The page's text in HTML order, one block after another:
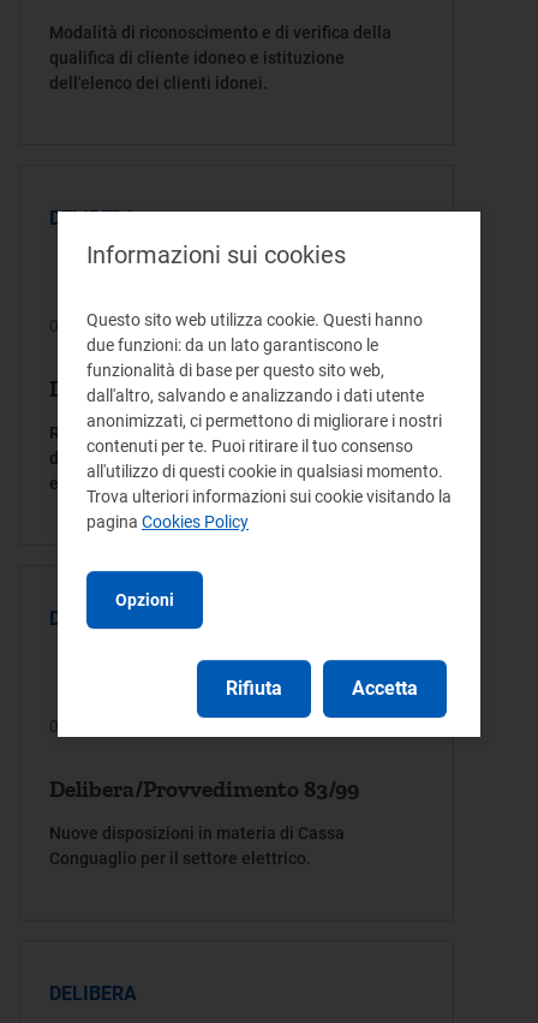
Modalità di riconoscimento e di verifica della
qualifica di cliente idoneo e istituzione
dell'elenco dei clienti idonei.
DELIBERA
08/06/1999
Delibera/Provvedimento 84/99
Raccomandazione ai soggetti esercenti i servizi
di pubblica utilità nei settori dell'energia
elettrica e il gas per l'adeguamento dei sistemi
informatici al cambiamento di data dell'anno
DELIBERA
08/06/1999
Delibera/Provvedimento 83/99
Nuove disposizioni in materia di Cassa
Conguaglio per il settore elettrico.
DELIBERA
Informazioni sui cookies
Questo sito web utilizza cookie. Questi hanno
due funzioni: da un lato garantiscono le
funzionalità di base per questo sito web,
dall'altro, salvando e analizzando i dati utente
anonimizzati, ci permettono di migliorare i nostri
contenuti per te. Puoi ritirare il tuo consenso
all'utilizzo di questi cookie in qualsiasi momento.
Trova ulteriori informazioni sui cookie visitando la
pagina Cookies Policy
Opzioni
Rifiuta Accetta